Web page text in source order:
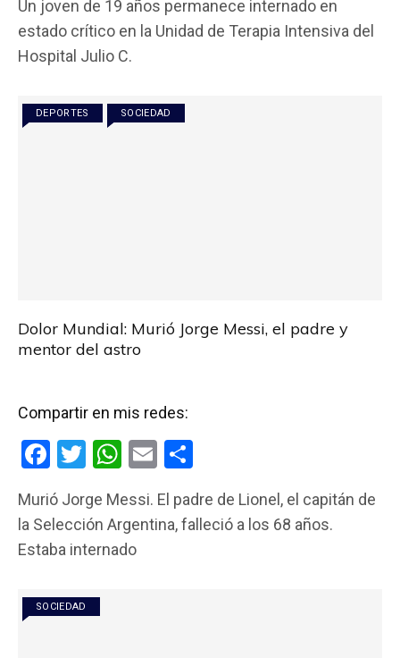
ce
b
o
k
tt
er
at
s
p
p
ail m
p
Un joven de 19 años permanece internado en
estado crítico en la Unidad de Terapia Intensiva del
Hospital Julio C.
DEPORTES SOCIEDAD
Dolor Mundial: Murió Jorge Messi, el padre y
mentor del astro
Compartir en mis redes:
F
ce
b
o
k
T
tt
er
W
at
s
E
ail m
p
Murió Jorge Messi. El padre de Lionel, el capitán de
la Selección Argentina, falleció a los 68 años.
Estaba internado
SOCIEDAD